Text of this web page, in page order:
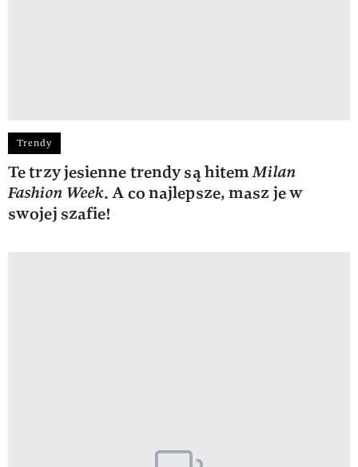
Trendy
Te trzy jesienne trendy są hitemMilan
Fashion Week. A co najlepsze, masz je w
swojej szafie!